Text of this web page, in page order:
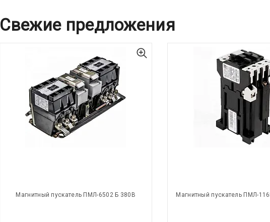
Свежие предложения
Магнитный пускатель ПМЛ-6502 Б 380В Магнитный пускатель ПМЛ-